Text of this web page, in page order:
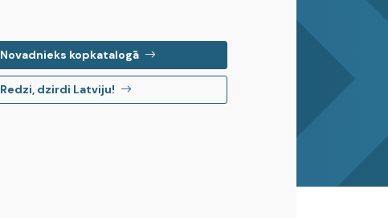
Novadnieks kopkatalogā
Redzi, dzirdi Latviju!